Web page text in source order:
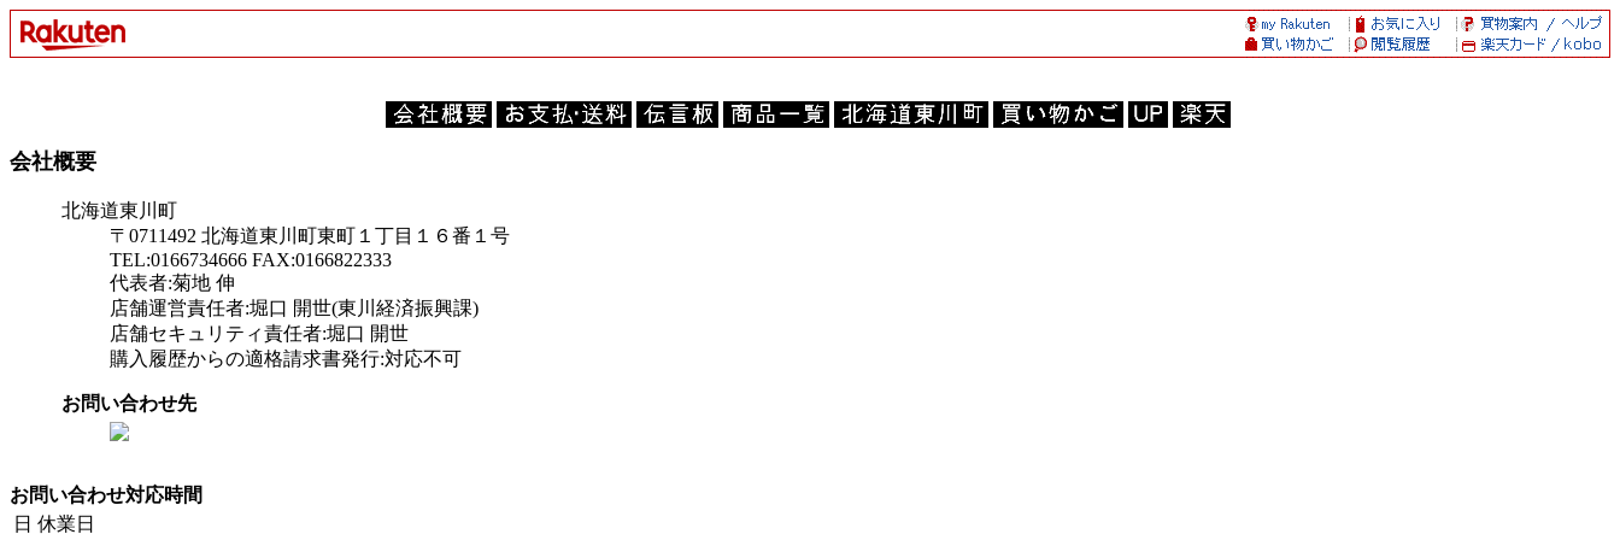
会社概要
北海道東川町
〒0711492 北海道東川町東町１丁目１６番１号
TEL:0166734666 FAX:0166822333
代表者:菊地 伸
店舗運営責任者:堀口 開世(東川経済振興課)
店舗セキュリティ責任者:堀口 開世
購入履歴からの適格請求書発行:対応不可
お問い合わせ先
お問い合わせ対応時間
日 休業日